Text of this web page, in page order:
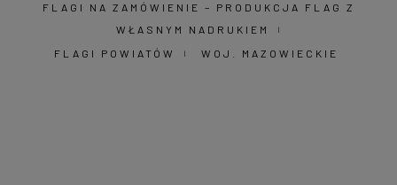
FLAGI NA ZAMÓWIENIE – PRODUKCJA FLAG Z
WŁASNYM NADRUKIEM
FLAGI POWIATÓW
WOJ. MAZOWIECKIE